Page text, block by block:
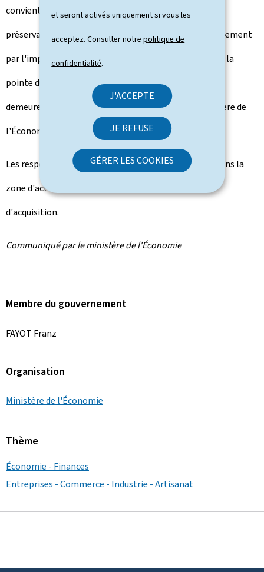
et seront activés uniquement si vous les
acceptez. Consulter notrepolitique de
confidentialité.
J'ACCEPTE
JE REFUSE
GÉRER LES COOKIES
convient de contrecarrer de manière déterminée. La
préservation du tissu industriel existant et son renforcement
par l'implantation d'activités industrielles nouvelles à la
pointe du progrès technologique et environnemental
demeurent plus que jamais une des priorités du ministère de
l'Économie."
Les responsables de FAGE vont rétrocéder le terrain dans la
zone d'activité économique Wolser à l'État au prix
d'acquisition.
Communiqué par le ministère de l'Économie
Membre du gouvernement
FAYOT Franz
Organisation
Ministère de l'Économie
Thème
Économie - Finances
Entreprises - Commerce - Industrie - Artisanat